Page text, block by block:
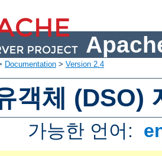
Documentation > Version 2.4
객체 (DSO)
가능한 언어: